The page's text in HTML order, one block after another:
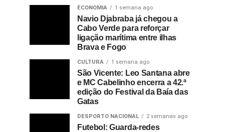
ECONOMIA 1 semana ago
Navio Djabraba já chegou a
Cabo Verde para reforçar
ligação marítima entre ilhas
Brava e Fogo
CULTURA 1 semana ago
São Vicente: Leo Santana abre
e MC Cabelinho encerra a 42.ª
edição do Festival da Baía das
Gatas
DESPORTO NACIONAL 2 semanas ago
Futebol: Guarda-redes